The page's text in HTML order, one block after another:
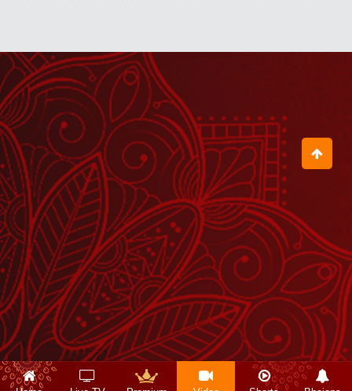
ठाकुर जी के मन के वो भाव जिन्हें सुनकर आप
आनंदित हो जाएंगे
June 19, 2026
सत्संग में कोई आए या ना आए, हनुमान जी जरूर
आते हैं
May 30, 2026
राधा रानी कौन हैं?
June 15, 2026
जीवन की असली धन्यता किसमें है?
May 21, 2026